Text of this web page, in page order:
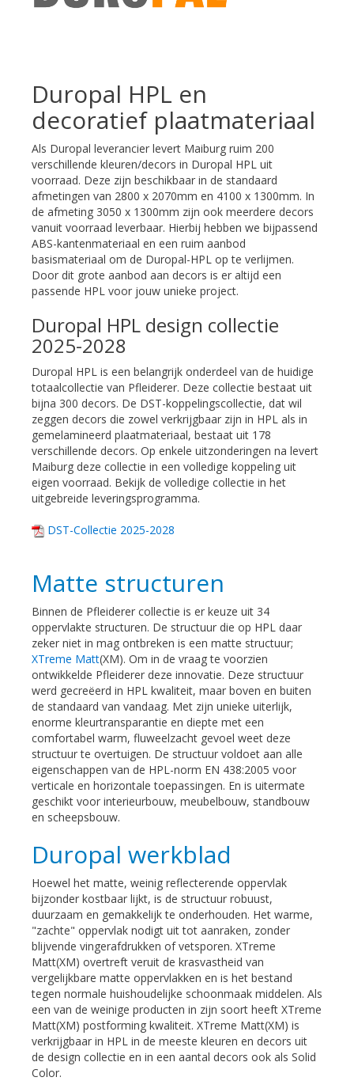
Duropal HPL en
decoratief plaatmateriaal
Als Duropal leverancier levert Maiburg ruim 200
verschillende kleuren/decors in Duropal HPL uit
voorraad. Deze zijn beschikbaar in de standaard
afmetingen van 2800 x 2070mm en 4100 x 1300mm. In
de afmeting 3050 x 1300mm zijn ook meerdere decors
vanuit voorraad leverbaar. Hierbij hebben we bijpassend
ABS-kantenmateriaal en een ruim aanbod
basismateriaal om de Duropal-HPL op te verlijmen.
Door dit grote aanbod aan decors is er altijd een
passende HPL voor jouw unieke project.
Duropal HPL design collectie
2025-2028
Duropal HPL is een belangrijk onderdeel van de huidige
totaalcollectie van Pfleiderer. Deze collectie bestaat uit
bijna 300 decors. De DST-koppelingscollectie, dat wil
zeggen decors die zowel verkrijgbaar zijn in HPL als in
gemelamineerd plaatmateriaal, bestaat uit 178
verschillende decors. Op enkele uitzonderingen na levert
Maiburg deze collectie in een volledige koppeling uit
eigen voorraad. Bekijk de volledige collectie in het
uitgebreide leveringsprogramma.
DST-Collectie 2025-2028
Matte structuren
Binnen de Pfleiderer collectie is er keuze uit 34
oppervlakte structuren. De structuur die op HPL daar
zeker niet in mag ontbreken is een matte structuur;
XTreme Matt(XM). Om in de vraag te voorzien
ontwikkelde Pfleiderer deze innovatie. Deze structuur
werd gecreëerd in HPL kwaliteit, maar boven en buiten
de standaard van vandaag. Met zijn unieke uiterlijk,
enorme kleurtransparantie en diepte met een
comfortabel warm, fluweelzacht gevoel weet deze
structuur te overtuigen. De structuur voldoet aan alle
eigenschappen van de HPL-norm EN 438:2005 voor
verticale en horizontale toepassingen. En is uitermate
geschikt voor interieurbouw, meubelbouw, standbouw
en scheepsbouw.
Duropal werkblad
Hoewel het matte, weinig reflecterende oppervlak
bijzonder kostbaar lijkt, is de structuur robuust,
duurzaam en gemakkelijk te onderhouden. Het warme,
"zachte" oppervlak nodigt uit tot aanraken, zonder
blijvende vingerafdrukken of vetsporen. XTreme
Matt(XM) overtreft veruit de krasvastheid van
vergelijkbare matte oppervlakken en is het bestand
tegen normale huishoudelijke schoonmaak middelen. Als
een van de weinige producten in zijn soort heeft XTreme
Matt(XM) postforming kwaliteit. XTreme Matt(XM) is
verkrijgbaar in HPL in de meeste kleuren en decors uit
de design collectie en in een aantal decors ook als Solid
Color.